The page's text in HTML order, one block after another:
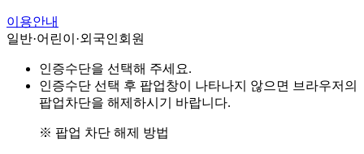
이용안내
일반·어린이·외국인회원
인증수단을 선택해 주세요.
인증수단 선택 후 팝업창이 나타나지 않으면 브라우저의
팝업차단을 해제하시기 바랍니다.
※ 팝업 차단 해제 방법